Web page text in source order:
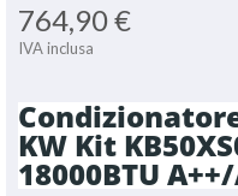
764,90 €
IVA inclusa
KW Kit
18000BTU